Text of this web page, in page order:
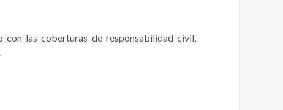
las coberturas de responsabilidad civil,